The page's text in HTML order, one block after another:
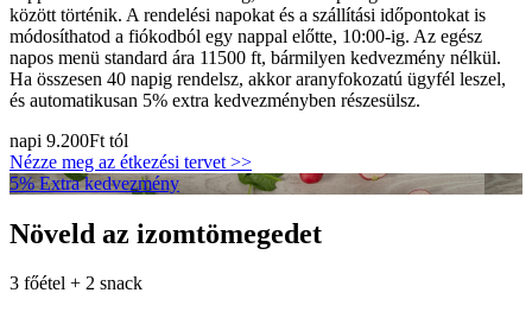
között történik. A rendelési napokat és a szállítási időpontokat is
módosíthatod a fiókodból egy nappal előtte, 10:00-ig. Az egész
napos menü standard ára 11500 ft, bármilyen kedvezmény nélkül.
Ha összesen 40 napig rendelsz, akkor aranyfokozatú ügyfél leszel,
és automatikusan 5% extra kedvezményben részesülsz.
napi 9.200Ft tól
Nézze meg az étkezési tervet >>
5% Extra kedvezmény
Növeld az izomtömegedet
3 főétel + 2 snack